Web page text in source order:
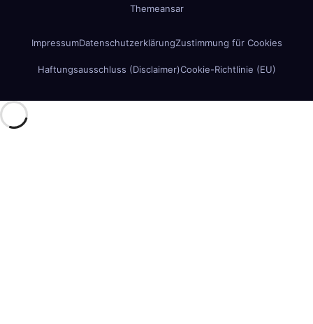
Themeansar
ImpressumDatenschutzerklärungZustimmung für Cookies
Haftungsausschluss (Disclaimer)Cookie-Richtlinie (EU)